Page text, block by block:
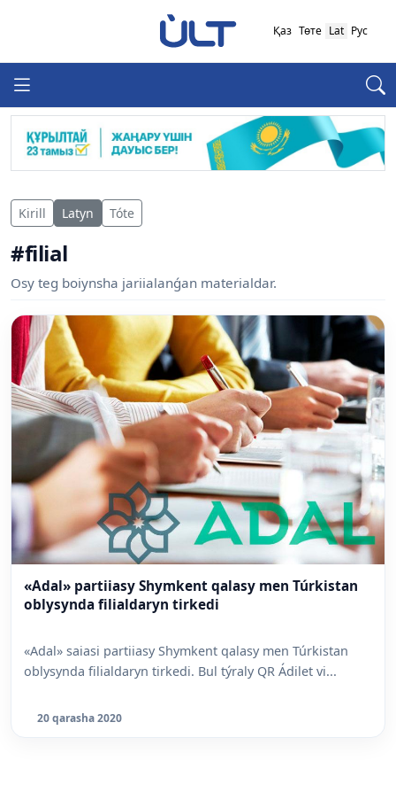
Қаз Төте Lat Рус
Kirill Latyn Tóte
#filial
Osy teg boiynsha jariialanǵan materialdar.
«Adal» partiiasy Shymkent qalasy men Túrkistan
oblysynda filialdaryn tirkedi
«Adal» saiasi partiiasy Shymkent qalasy men Túrkistan
oblysynda filialdaryn tirkedi. Bul týraly QR Ádilet vi...
20 qarasha 2020